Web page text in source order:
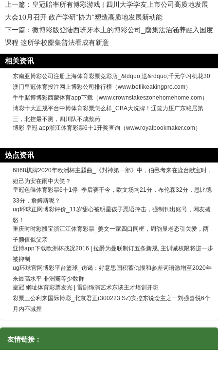
上一篇： 皇冠賠率所有博彩游戏 | 四川大学学友上市公司高质地发展
大会10月召开 政产学研“协力”塑造高质地发展新动能
下一篇： 微博彩版登陆西班牙本土的博彩公司_麇集法治涵养融入国度
课程 这所学校麇集普法看成有新意
相关资讯
东南亚博彩公司注册上海体育彩票竞彩店_&ldquo;送&rdquo;千元学习机花30
澳门皇冠体育投注网上博彩公司排行榜（www.betlikeakingpro.com）
牛牛赌博博彩西蒙体育app下载（www.crownstakeszonehomehome.com）
博彩十大正规平台中博体育彩票怎么样_CBA大洗牌！辽篮力压广东稳居第
三，北控最不测，四川队不成救药
博彩 皇冠 app浙江体育彩票6十1开奖查询（www.royalbookmaker.com）
热点资讯
6868棋牌2020年欧洲杯主题曲_《封神第一部》中，伯邑考来在鹿台献宝时，
妲己为安在雨中大笑？
皇冠色碟体育彩票6十1停_季后赛于今，欧文场均21分，布伦森32分，恩比德
33分，詹姆斯呢？
ug环球正网博彩评价_11岁甜心被明星孩子恶语抨击，强制刊出账号，网友盛
怒！
重庆时时彩骰宝浙江江体育彩票_姜文一家四口同框，周韵显老态引关爱，两
子颜值似父亲
亚博app下载欧洲杯战况2016 | 拉爵为曼联制订五条新规, 主训诫权限将进一步
被抑制
ug环球官网博彩平台篮球_访谒：好意思国积蓄仇恨和参差词语激增至2020年
来最高水平 非洲裔等少数群
皇冠 網址体育彩票发光 | 雷剧饰演艺术东谈主才培训开班
彩票三公利来国际博彩_北京君正(300223.SZ)实控东说念主之一刘强喜悦6个
月内不减捏
友情链接：